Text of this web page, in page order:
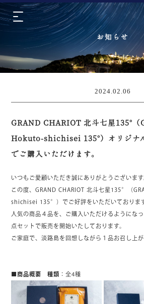
お知らせ
2024.02.06
GRAND CHARIOT 北斗七星135°
Hokuto-shichisei 135°）オリジナ
でご購入いただけます。
いつもご愛顧いただき誠にありがとうございます
この度、GRAND CHARIOT 北斗七星135°（
shichisei 135°）でご好評をいただいておりま
人気の商品４品を、ご購入いただけるようにな
点セットで販売を開始いたしております。
ご家庭で、淡路島を回想しながら１品お召し上
■商品概要種類 ：全4種